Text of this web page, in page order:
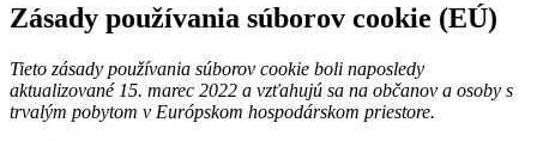
Zásady používania súborov cookie (EÚ)
Tieto zásady používania súborov cookie boli naposledy
aktualizované 15. marec 2022 a vzťahujú sa na občanov a osoby s
trvalým pobytom v Európskom hospodárskom priestore.